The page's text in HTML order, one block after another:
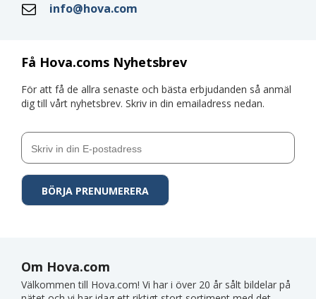
Få Hova.coms Nyhetsbrev
För att få de allra senaste och bästa erbjudanden så anmäl
dig till vårt nyhetsbrev. Skriv in din emailadress nedan.
info@hova.com
Om Hova.com
Välkommen till Hova.com! Vi har i över 20 år sålt bildelar på